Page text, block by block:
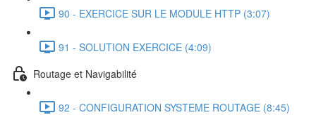
90 - EXERCICE SUR LE MODULE HTTP (3:07)
91 - SOLUTION EXERCICE (4:09)
Routage et Navigabilité
92 - CONFIGURATION SYSTEME ROUTAGE (8:45)